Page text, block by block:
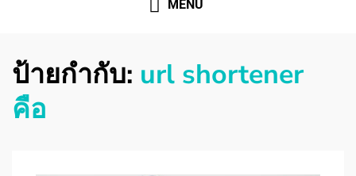
MENU
ป้ายกำกับ: url shortener
คือ